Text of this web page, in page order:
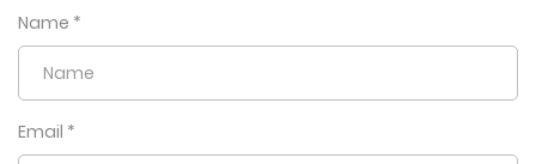
Name *
Email *